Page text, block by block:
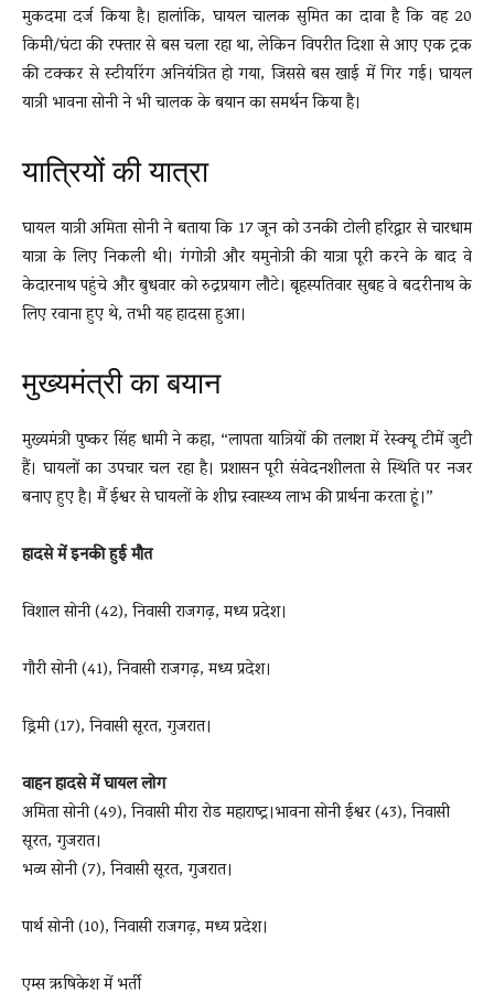
मुकदमा दर्ज किया है। हालांकि, घायल चालक सुमित का दावा है कि वह 20
किमी/घंटा की रफ्तार से बस चला रहा था, लेकिन विपरीत दिशा से आए एक ट्रक
की टक्कर से स्टीयरिंग अनियंत्रित हो गया, जिससे बस खाई में गिर गई। घायल
यात्री भावना सोनी ने भी चालक के बयान का समर्थन किया है।
यात्रियों की यात्रा
घायल यात्री अमिता सोनी ने बताया कि 17 जून को उनकी टोली हरिद्वार से चारधाम
यात्रा के लिए निकली थी। गंगोत्री और यमुनोत्री की यात्रा पूरी करने के बाद वे
केदारनाथ पहुंचे और बुधवार को रुद्रप्रयाग लौटे। बृहस्पतिवार सुबह वे बदरीनाथ के
लिए रवाना हुए थे, तभी यह हादसा हुआ।
मुख्यमंत्री का बयान
मुख्यमंत्री पुष्कर सिंह धामी ने कहा, “लापता यात्रियों की तलाश में रेस्क्यू टीमें जुटी
हैं। घायलों का उपचार चल रहा है। प्रशासन पूरी संवेदनशीलता से स्थिति पर नजर
बनाए हुए है। मैं ईश्वर से घायलों के शीघ्र स्वास्थ्य लाभ की प्रार्थना करता हूं।”
हादसे में इनकी हुई मौत
विशाल सोनी (42), निवासी राजगढ़, मध्य प्रदेश।
गौरी सोनी (41), निवासी राजगढ़, मध्य प्रदेश।
ड्रिमी (17), निवासी सूरत, गुजरात।
वाहन हादसे में घायललोग
अमिता सोनी (49), निवासी मीरा रोड महाराष्ट्र।भावना सोनी ईश्वर (43), निवासी
सूरत, गुजरात।
भव्य सोनी (7), निवासी सूरत, गुजरात।
पार्थ सोनी (10), निवासी राजगढ़, मध्य प्रदेश।
एम्स ऋषिकेश में भर्ती